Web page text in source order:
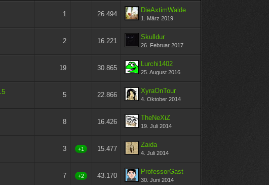
1 26.494
DieAxtimWalde
1. März 2019
2 16.221
Skulldur
26. Februar 2017
19 30.865
Lurchi1402
25. August 2016
5 22.866
XyraOnTour
4. Oktober 2014
8 16.426
TheNeXiZ
19. Juli 2014
3 +1 15.477
Zaida
4. Juli 2014
7 +2 43.170
ProfessorGast
30. Juni 2014